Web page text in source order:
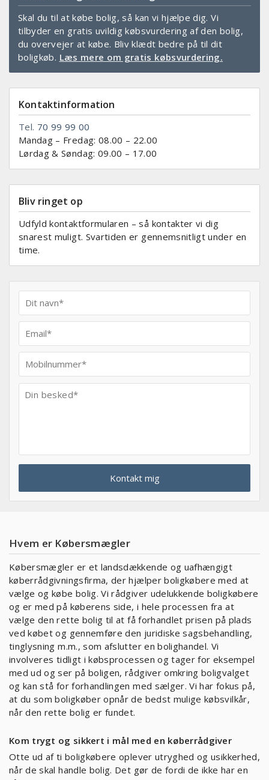
Skal du til at købe bolig, så kan vi hjælpe dig. Vi
tilbyder en gratis uvildig købsvurdering af den bolig,
du overvejer at købe. Bliv klædt bedre på til dit
boligkøb. Læs mere om gratis købsvurdering.
Kontaktinformation
Tel. 70 99 99 00
Mandag – Fredag: 08.00 – 22.00
Lørdag & Søndag: 09.00 – 17.00
Bliv ringet op
Udfyld kontaktformularen – så kontakter vi dig
snarest muligt. Svartiden er gennemsnitligt under en
time.
Hvem er Købersmægler
Købersmægler er et landsdækkende og uafhængigt
køberrådgivningsfirma, der hjælper boligkøbere med at
vælge og købe bolig. Vi rådgiver udelukkende boligkøbere
og er med på køberens side, i hele processen fra at
vælge den rette bolig til at få forhandlet prisen på plads
ved købet og gennemføre den juridiske sagsbehandling,
tinglysning m.m., som afslutter en bolighandel. Vi
involveres tidligt i købsprocessen og tager for eksempel
med ud og ser på boligen, rådgiver omkring boligvalget
og kan stå for forhandlingen med sælger. Vi har fokus på,
at du som boligkøber opnår de bedst mulige købsvilkår,
når den rette bolig er fundet.
Kom trygt og sikkert i mål med en køberrådgiver
Otte ud af ti boligkøbere oplever utryghed og usikkerhed,
når de skal handle bolig. Det gør de fordi de ikke har en